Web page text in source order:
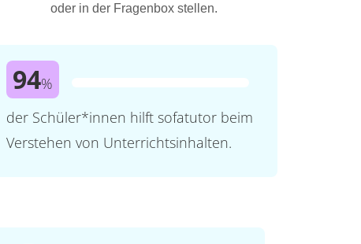
oder in der Fragenbox stellen.
94%
der Schüler*innen hilft sofatutor beim
Verstehen von Unterrichtsinhalten.